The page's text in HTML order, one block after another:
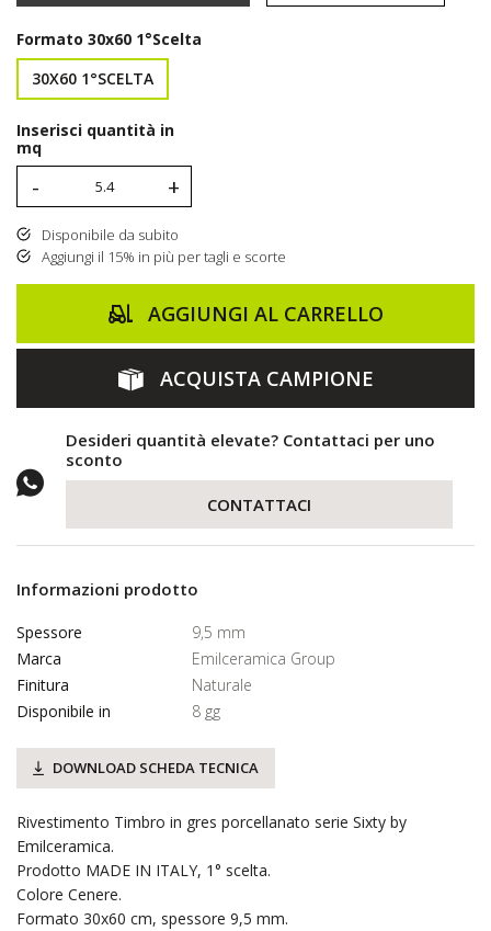
Formato 30x60 1°Scelta
30X60 1°SCELTA
Inserisci quantità in
mq
- +
Disponibile da subito
Aggiungi il 15% in più per tagli e scorte
AGGIUNGI AL CARRELLO
ACQUISTA CAMPIONE
Desideri quantità elevate? Contattaci per uno
sconto
CONTATTACI
Informazioni prodotto
Spessore
9,5 mm
Marca
Emilceramica Group
Finitura
Naturale
Disponibile in
8 gg
DOWNLOAD SCHEDA TECNICA
Rivestimento Timbro in gres porcellanato serie Sixty by
Emilceramica.
Prodotto MADE IN ITALY, 1° scelta.
Colore Cenere.
Formato 30x60 cm, spessore 9,5 mm.